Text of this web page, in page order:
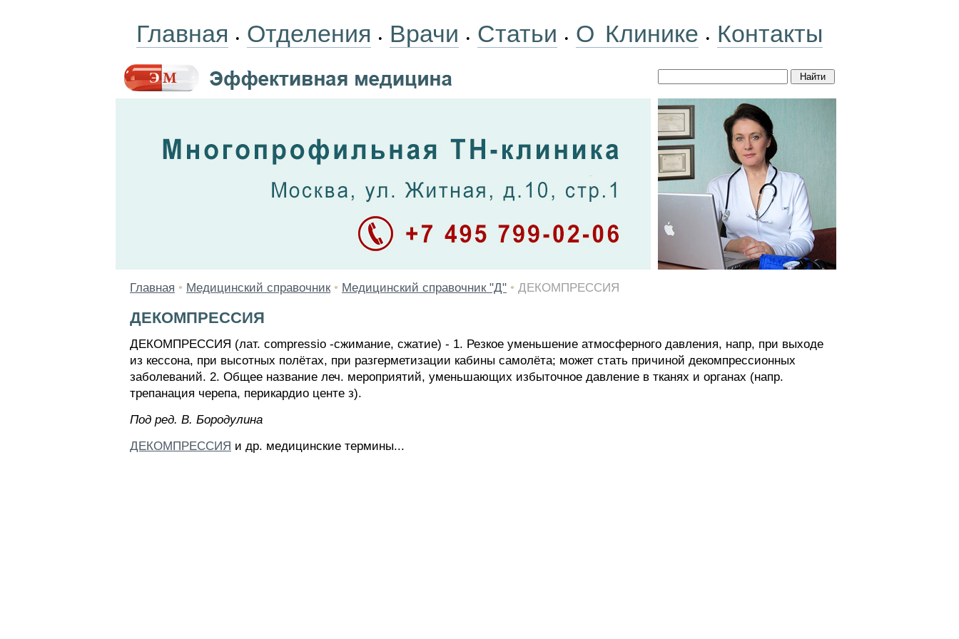
Главная • Отделения • Врачи • Статьи • О Клинике • Контакты
Главная • Медицинский справочник • Медицинский справочник "Д" • ДЕКОМПРЕССИЯ
ДЕКОМПРЕССИЯ
ДЕКОМПРЕССИЯ (лат. compressio -сжимание, сжатие) - 1. Резкое уменьшение атмосферного давления, напр, при выходе
из кессона, при высотных полётах, при разгерметизации кабины самолёта; может стать причиной декомпрессионных
заболеваний. 2. Общее название леч. мероприятий, уменьшающих избыточное давление в тканях и органах (напр.
трепанация черепа, перикардио центе з).
Пoд peд. B. Бopoдyлинa
ДЕКОМПРЕССИЯ и др. медицинские термины...